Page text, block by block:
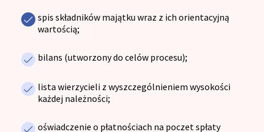
spis składników majątku wraz z ich orientacyjną
wartością;
bilans (utworzony do celów procesu);
lista wierzycieli z wyszczególnieniem wysokości
każdej należności;
oświadczenie o płatnościach na poczet spłaty